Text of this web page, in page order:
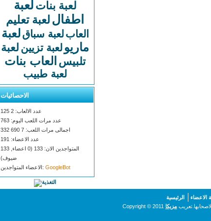
لعبة بنات لعبة
اطفاللعبة تعليم
العابلعبة سباق لعبة
ماريو لعبة تزيين لعبة
تلبيس العاب بنات
لعبة طبيب
الاحصائيات
عدد الالعاب: 2 125
عدد مرات اللعب اليوم: 763
اجمالى مرات اللعب: 7 690 332
عدد الاعضاء: 191
المتواجدين الان: 133 (0 اعضاء, 133
ضيوف)
الاعضاء المتواجدين: GoogleBot
الرئيسية الاعضاء
Copyright © 2011 مزيكا